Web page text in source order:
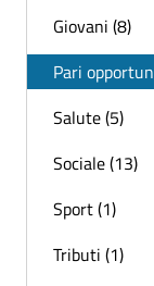
Giovani (8)
Pari
Salute (5)
Sociale (13)
Sport (1)
Tributi (1)